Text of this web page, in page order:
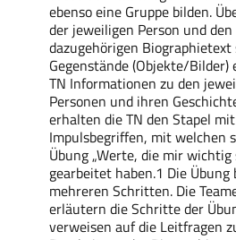
ebenso eine Gruppe bilden.
der jeweiligen Person und den
dazugehörigen Biographietext
Gegenstände (Objekte/Bilder)
TN Informationen zu den
Personen und ihren
erhalten die TN den Stapel mit
Impulsbegriffen, mit welchen
Übung „Werte, die mir wichtig
gearbeitet haben.1 Die
mehreren Schritten. Die
erläutern die Schritte der
verweisen auf die Leitfragen